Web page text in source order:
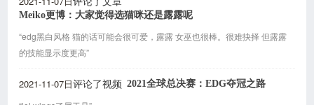
Meiko更博：大家觉得选猫咪还是露露呢
“edg黑白风格 猫的话可能会很可爱，露露 女巫也很棒。很难抉择 但露露
的技能显示度更高”
2021-11-07日评论了视频 2021全球总决赛：EDG夺冠之路